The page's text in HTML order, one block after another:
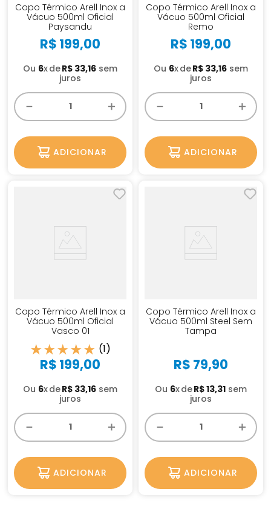
Copo Térmico Arell Inox a
Vácuo 500ml Oficial
Paysandu
R$ 199,00
Ou 6x R$ 33,16 sem
juros
＋
－
ADICIONAR
Copo Térmico Arell Inox a
Vácuo 500ml Oficial
Remo
R$ 199,00
Ou 6x R$ 33,16 sem
juros
＋
－
ADICIONAR
Copo Térmico Arell Inox a
Vácuo 500ml Oficial
Vasco 01
★★★★★ (1)
R$ 199,00
Ou 6x R$ 33,16 sem
juros
＋
－
ADICIONAR
Copo Térmico Arell Inox a
Vácuo 500ml Steel Sem
Tampa
R$ 79,90
Ou 6x R$13,31 sem
juros
＋
－
ADICIONAR